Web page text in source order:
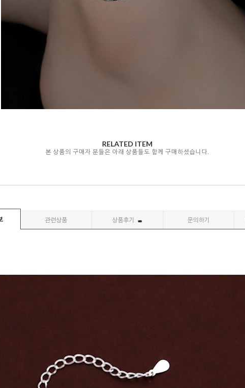
RELATED ITEM
본 상품의 구매자 분들은 아래 상품들도 함께 구매하셨습니다.
관련상품 상품후기 문의하기